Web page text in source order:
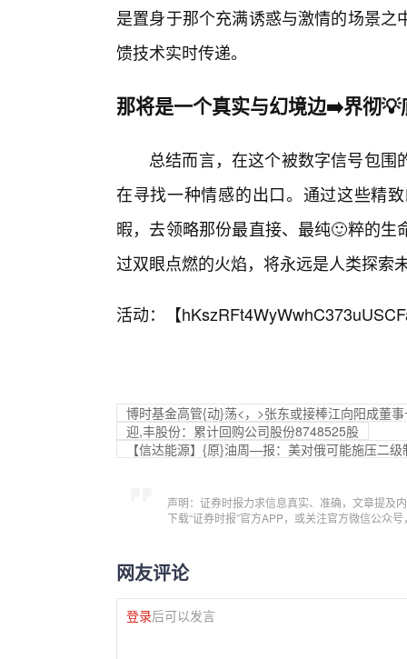
是置身于那个充满诱惑与激情的场景
馈技术实时传递。
那将是一个真实与幻境边➡️界彻💡
总结而言，在这个被数字信号包
在寻找一种情感的出口。通过这些精
暇，去领略那份最直接、最纯🙂粹的
过双眼点燃的火焰，将永远是人类探索
活动：【
博时基金高管{动}荡<，>张东或接棒江向阳成董
迎,丰股份：累计回购公司股份8748525股
【信达能源】{原}油周—报：美对俄可能施压二
声明：证券时报力求信息真实、准确，文章提及
下载“证券时报”官方APP，或关注官方微信公众
网友评论
登录后可以发言